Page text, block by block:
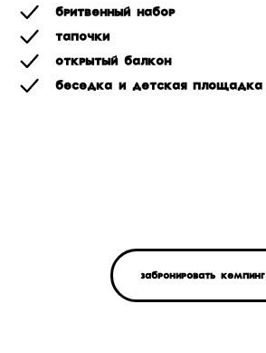
Бритвенный набор
Тапочки
Открытый балкон
Беседка и детская площадка
Забронировать кемпинг